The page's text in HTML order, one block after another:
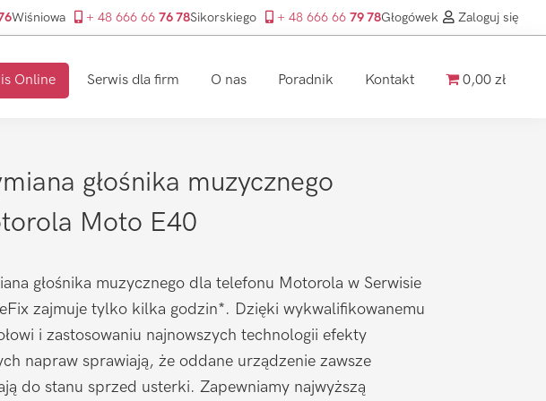
Wiśniowa + 48 666 66 76 78Sikorskiego + 48 666 66 79 78Głogówek Zaloguj się
Online Serwis dla firm O nas Poradnik Kontakt 0,00 zł
głośnika muzycznego
Moto E40
głośnika muzycznego dla telefonu Motorola w Serwisie
zajmuje tylko kilka godzin*. Dzięki wykwalifikowanemu
i zastosowaniu najnowszych technologii efekty
napraw sprawiają, że oddane urządzenie zawsze
do stanu sprzed usterki. Zapewniamy najwyższą